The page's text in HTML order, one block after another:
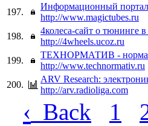
197.
Информационный
http://www.magictubes.ru
198.
4колеса-сайт о тюнинге
http://4wheels.ucoz.ru
199.
ТЕХНОРМАТИВ -
http://www.technormativ.ru
200.
ARV Research:
http://arv.radioliga.com
‹ Back 1